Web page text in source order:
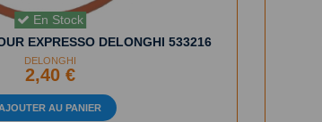
En Stock
EXPRESSO DELONGHI 533216
DELONGHI
2,40 €
AU PANIER